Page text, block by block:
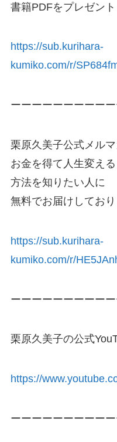
書籍PDFをプレゼント
https://sub.kurihara-
kumiko.com/r/
ーーーーーーーーー
栗原久美子公式メル
お金を得て人生変える
方法を知りたい人に
無料でお届けしており
https://sub.kurihara-
kumiko.com/r/
ーーーーーーーーー
栗原久美子の公式
https://
ーーーーーーーーー